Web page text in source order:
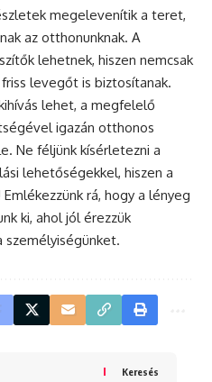
megelevenítik a teret,
az otthonunknak. A
lehetnek, hiszen nemcsak
levegőt is biztosítanak.
lehet, a megfelelő
igazán otthonos
Ne féljünk kísérletezni a
lehetőségekkel, hiszen a
rá, hogy a lényeg
ki, ahol jól érezzük
személyiségünket.
Keresés